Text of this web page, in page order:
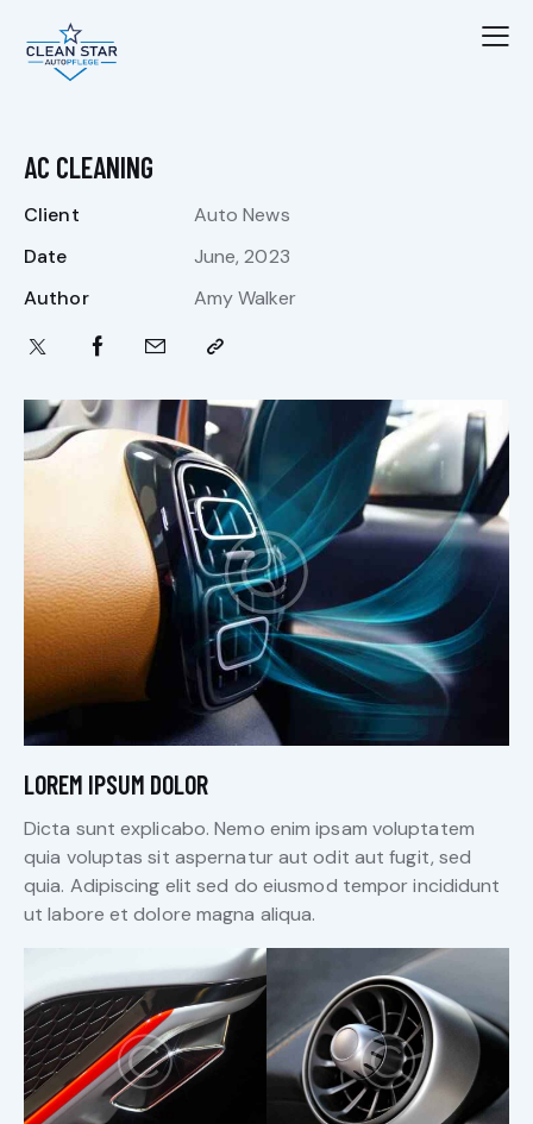
AC CLEANING
Client
Auto News
Date
June, 2023
Author
Amy Walker
LOREM IPSUM DOLOR
Dicta sunt explicabo. Nemo enim ipsam voluptatem
quia voluptas sit aspernatur aut odit aut fugit, sed
quia. Adipiscing elit sed do eiusmod tempor incididunt
ut labore et dolore magna aliqua.